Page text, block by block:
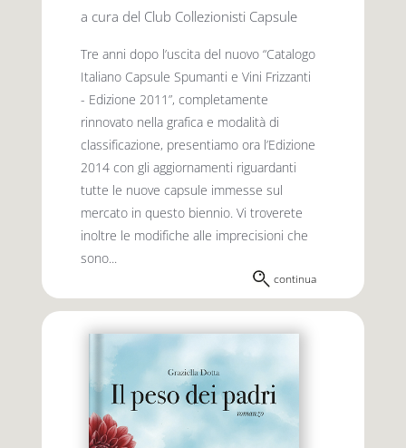
a cura del Club Collezionisti Capsule
Tre anni dopo l’uscita del nuovo “Catalogo
Italiano Capsule Spumanti e Vini Frizzanti
- Edizione 2011”, completamente
rinnovato nella grafica e modalità di
classificazione, presentiamo ora l’Edizione
2014 con gli aggiornamenti riguardanti
tutte le nuove capsule immesse sul
mercato in questo biennio. Vi troverete
inoltre le modifiche alle imprecisioni che
sono...
continua